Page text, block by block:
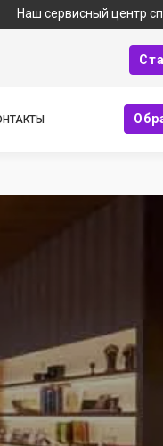
центр